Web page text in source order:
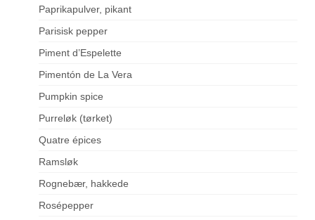
Paprikapulver, pikant
Parisisk pepper
Piment d’Espelette
Pimentón de La Vera
Pumpkin spice
Purreløk (tørket)
Quatre épices
Ramsløk
Rognebær, hakkede
Rosépepper